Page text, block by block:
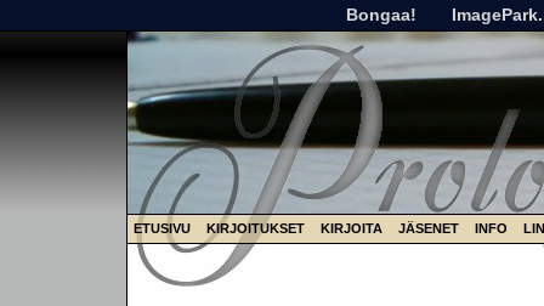
Bongaa!
ETUSIVU KIRJOITUKSET KIRJOITA JÄSENET INFO